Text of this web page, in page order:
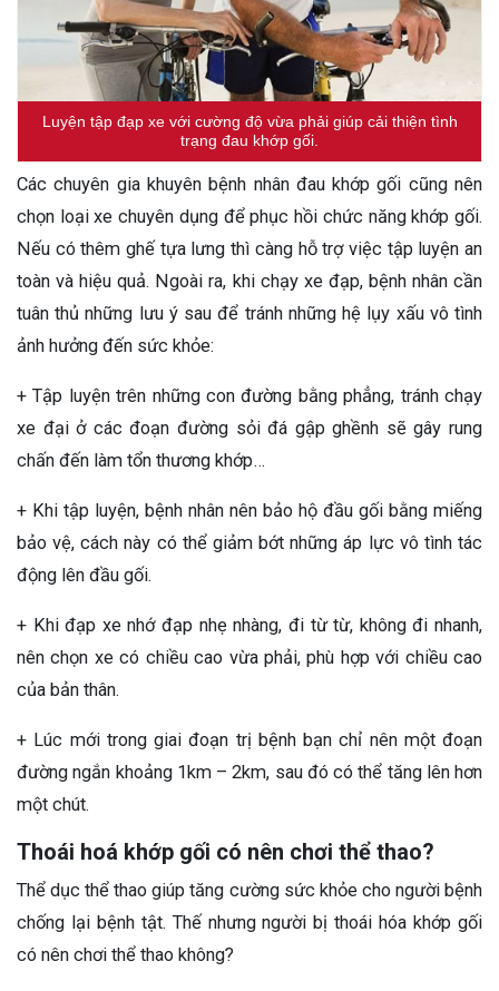
Luyện tập đạp xe với cường độ vừa phải giúp cải thiện tình
trạng đau khớp gối.
Các chuyên gia khuyên bệnh nhân đau khớp gối cũng nên
chọn loại xe chuyên dụng để phục hồi chức năng khớp gối.
Nếu có thêm ghế tựa lưng thì càng hỗ trợ việc tập luyện an
toàn và hiệu quả. Ngoài ra, khi chạy xe đạp, bệnh nhân cần
tuân thủ những lưu ý sau để tránh những hệ lụy xấu vô tình
ảnh hưởng đến sức khỏe:
+ Tập luyện trên những con đường bằng phẳng, tránh chạy
xe đại ở các đoạn đường sỏi đá gập ghềnh sẽ gây rung
chấn đến làm tổn thương khớp…
+ Khi tập luyện, bệnh nhân nên bảo hộ đầu gối bằng miếng
bảo vệ, cách này có thể giảm bớt những áp lực vô tình tác
động lên đầu gối.
+ Khi đạp xe nhớ đạp nhẹ nhàng, đi từ từ, không đi nhanh,
nên chọn xe có chiều cao vừa phải, phù hợp với chiều cao
của bản thân.
+ Lúc mới trong giai đoạn trị bệnh bạn chỉ nên một đoạn
đường ngắn khoảng 1km – 2km, sau đó có thể tăng lên hơn
một chút.
Thoái hoá khớp gối có nên chơi thể thao?
Thể dục thể thao giúp tăng cường sức khỏe cho người bệnh
chống lại bệnh tật. Thế nhưng người bị thoái hóa khớp gối
có nên chơi thể thao không?